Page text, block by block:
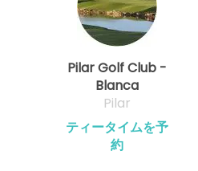
Pilar Golf Club -
Blanca
Pilar
ティータイムを予
約